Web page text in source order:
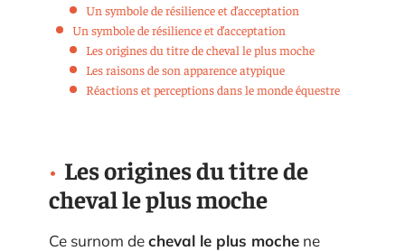
Un symbole de résilience et d’acceptation
Un symbole de résilience et d’acceptation
Les origines du titre de cheval le plus moche
Les raisons de son apparence atypique
Réactions et perceptions dans le monde équestre
Les origines du titre de
cheval le plus moche
Ce surnom decheval le plus moche ne